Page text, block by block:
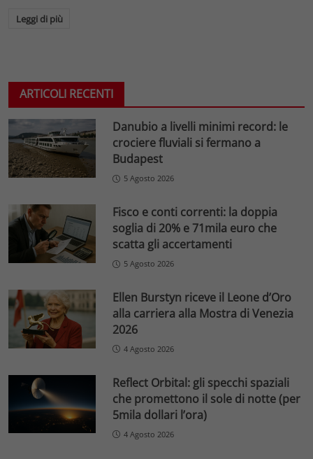
Leggi di più
ARTICOLI RECENTI
Danubio a livelli minimi record: le
crociere fluviali si fermano a
Budapest
5 Agosto 2026
Fisco e conti correnti: la doppia
soglia di 20% e 71mila euro che
scatta gli accertamenti
5 Agosto 2026
Ellen Burstyn riceve il Leone d’Oro
alla carriera alla Mostra di Venezia
2026
4 Agosto 2026
Reflect Orbital: gli specchi spaziali
che promettono il sole di notte (per
5mila dollari l’ora)
4 Agosto 2026